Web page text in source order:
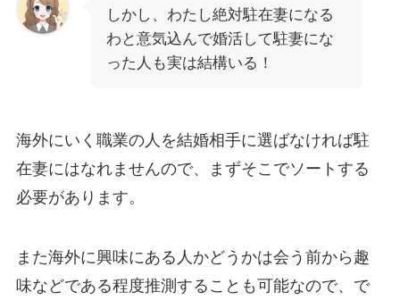
しかし、わたし絶対駐在妻になる
わと意気込んで婚活して駐妻にな
った人も実は結構いる！
海外にいく職業の人を結婚相手に選ばなければ駐
在妻にはなれませんので、まずそこでソートする
必要があります。
また海外に興味にある人かどうかは会う前から趣
味などである程度推測することも可能なので、で